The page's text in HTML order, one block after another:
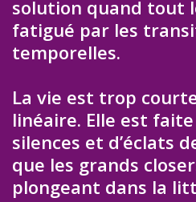
solution quand tout
fatigué par les
temporelles.
La vie est trop
linéaire. Elle est
silences et d’éclats
que les grands
plongeant dans la